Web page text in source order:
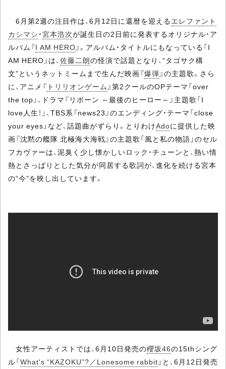
6月第2週の注目作は、6月12日に還暦を迎えるエレファント
カシマシ ・宮本浩次が誕生日の2日前に発表するオリジナル・ア
ルバム『I AM HERO』。アルバム・タイトルにもなっている「I
AM HERO」は、佐藤二朗の怪演で話題となり、“タゴサク構
文”というネットミームまで生んだ映画『爆弾』の主題歌。さら
に、アニメ『 トリリオンゲーム』第2クールのOPテーマ「over
the top」、ドラマ『リボーン ～最後のヒーロー～』主題歌「I
love人生！」、TBS系『news23』のエンディング・テーマ「close
your eyes」など、話題曲がずらり。とりわけAdoに提供した映
画『沈黙の艦隊 北極海大海戦』の主題歌「風と私の物語」のセル
フカヴァーは、泥臭く少し懐かしいロック・チューンと、熱い情
熱とさっぱりとした気分が同居する歌詞が、進化を続ける宮本
の“今”を映し出しています。
女性アーティストでは、6月10日発売の櫻坂46の15thシング
ル「What's “KAZOKU”?／Lonesome rabbit 」と、6月12日発売